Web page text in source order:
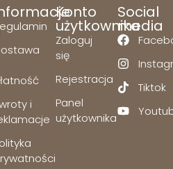
i
Konto
użytkownika
Zaloguj
się
Rejestracja
Panel
użytkownika
Social
media
Tiktok